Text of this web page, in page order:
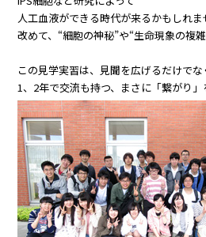
人工血液ができる時代が来るかもしれま
改めて、“細胞の神秘”や“生命現象の複雑
この見学実習は、見聞を広げるだけでな
1、2年で交流も持つ、まさに「繋がり」